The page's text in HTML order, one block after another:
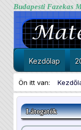
Budapesti Fazekas
Kezdőlap
Ön itt van:
Látogatók